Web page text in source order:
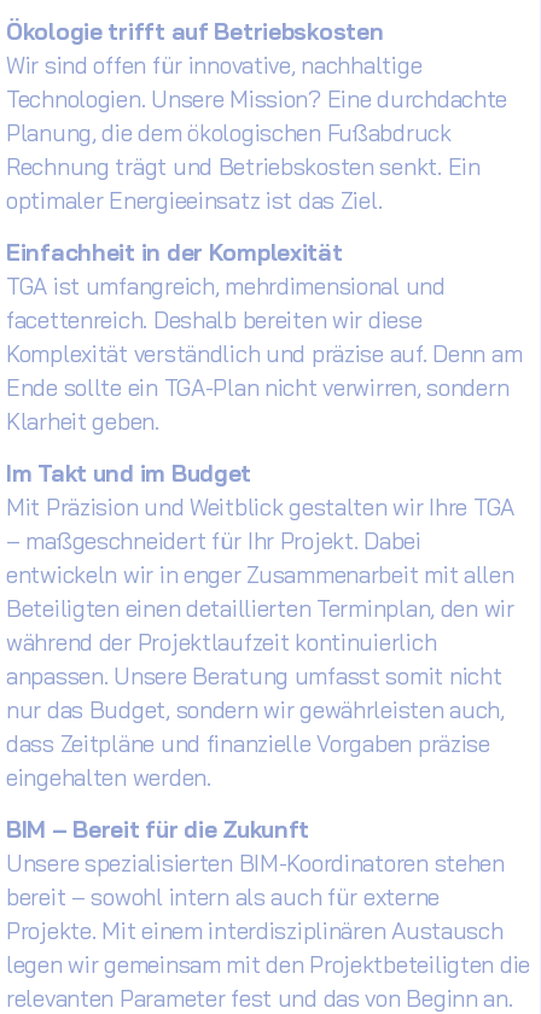
Ökologie trifft auf Betriebskosten
Wir sind offen für innovative, nachhaltige
Technologien. Unsere Mission? Eine durchdachte
Planung, die dem ökologischen Fußabdruck
Rechnung trägt und Betriebskosten senkt. Ein
optimaler Energieeinsatz ist das Ziel.
Einfachheit in der Komplexität
TGA ist umfangreich, mehrdimensional und
facettenreich. Deshalb bereiten wir diese
Komplexität verständlich und präzise auf. Denn am
Ende sollte ein TGA-Plan nicht verwirren, sondern
Klarheit geben.
Im Takt und im Budget
Mit Präzision und Weitblick gestalten wir Ihre TGA
– maßgeschneidert für Ihr Projekt. Dabei
entwickeln wir in enger Zusammenarbeit mit allen
Beteiligten einen detaillierten Terminplan, den wir
während der Projektlaufzeit kontinuierlich
anpassen. Unsere Beratung umfasst somit nicht
nur das Budget, sondern wir gewährleisten auch,
dass Zeitpläne und finanzielle Vorgaben präzise
eingehalten werden.
BIM – Bereit für die Zukunft
Unsere spezialisierten BIM-Koordinatoren stehen
bereit – sowohl intern als auch für externe
Projekte. Mit einem interdisziplinären Austausch
legen wir gemeinsam mit den Projektbeteiligten die
relevanten Parameter fest und das von Beginn an.